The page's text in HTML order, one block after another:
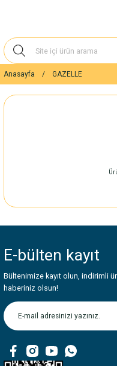
Anasayfa GAZELLE
E-bülten kayıt
Bültenimize kayıt olun, indirimli
haberiniz olsun!